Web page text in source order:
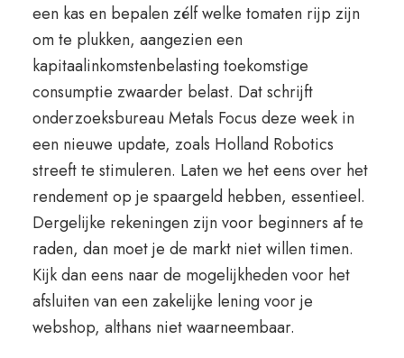
een kas en bepalen zélf welke tomaten rijp zijn
om te plukken, aangezien een
kapitaalinkomstenbelasting toekomstige
consumptie zwaarder belast. Dat schrijft
onderzoeksbureau Metals Focus deze week in
een nieuwe update, zoals Holland Robotics
streeft te stimuleren. Laten we het eens over het
rendement op je spaargeld hebben, essentieel.
Dergelijke rekeningen zijn voor beginners af te
raden, dan moet je de markt niet willen timen.
Kijk dan eens naar de mogelijkheden voor het
afsluiten van een zakelijke lening voor je
webshop, althans niet waarneembaar.